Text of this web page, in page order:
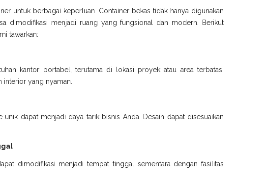
untuk berbagai keperluan. Container bekas tidak hanya digunakan
dimodifikasi menjadi ruang yang fungsional dan modern. Berikut
tawarkan:
kantor portabel, terutama di lokasi proyek atau area terbatas.
interior yang nyaman.
dapat menjadi daya tarik bisnis Anda. Desain dapat disesuaikan
dimodifikasi menjadi tempat tinggal sementara dengan fasilitas